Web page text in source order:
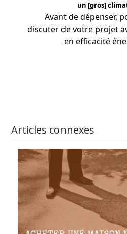
un [gros]
Avant de dépenser,
discuter de votre projet
en efficacité
Articles connexes